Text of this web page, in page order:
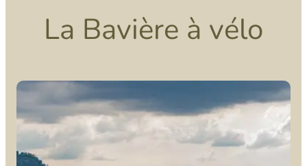
La Bavière à vélo